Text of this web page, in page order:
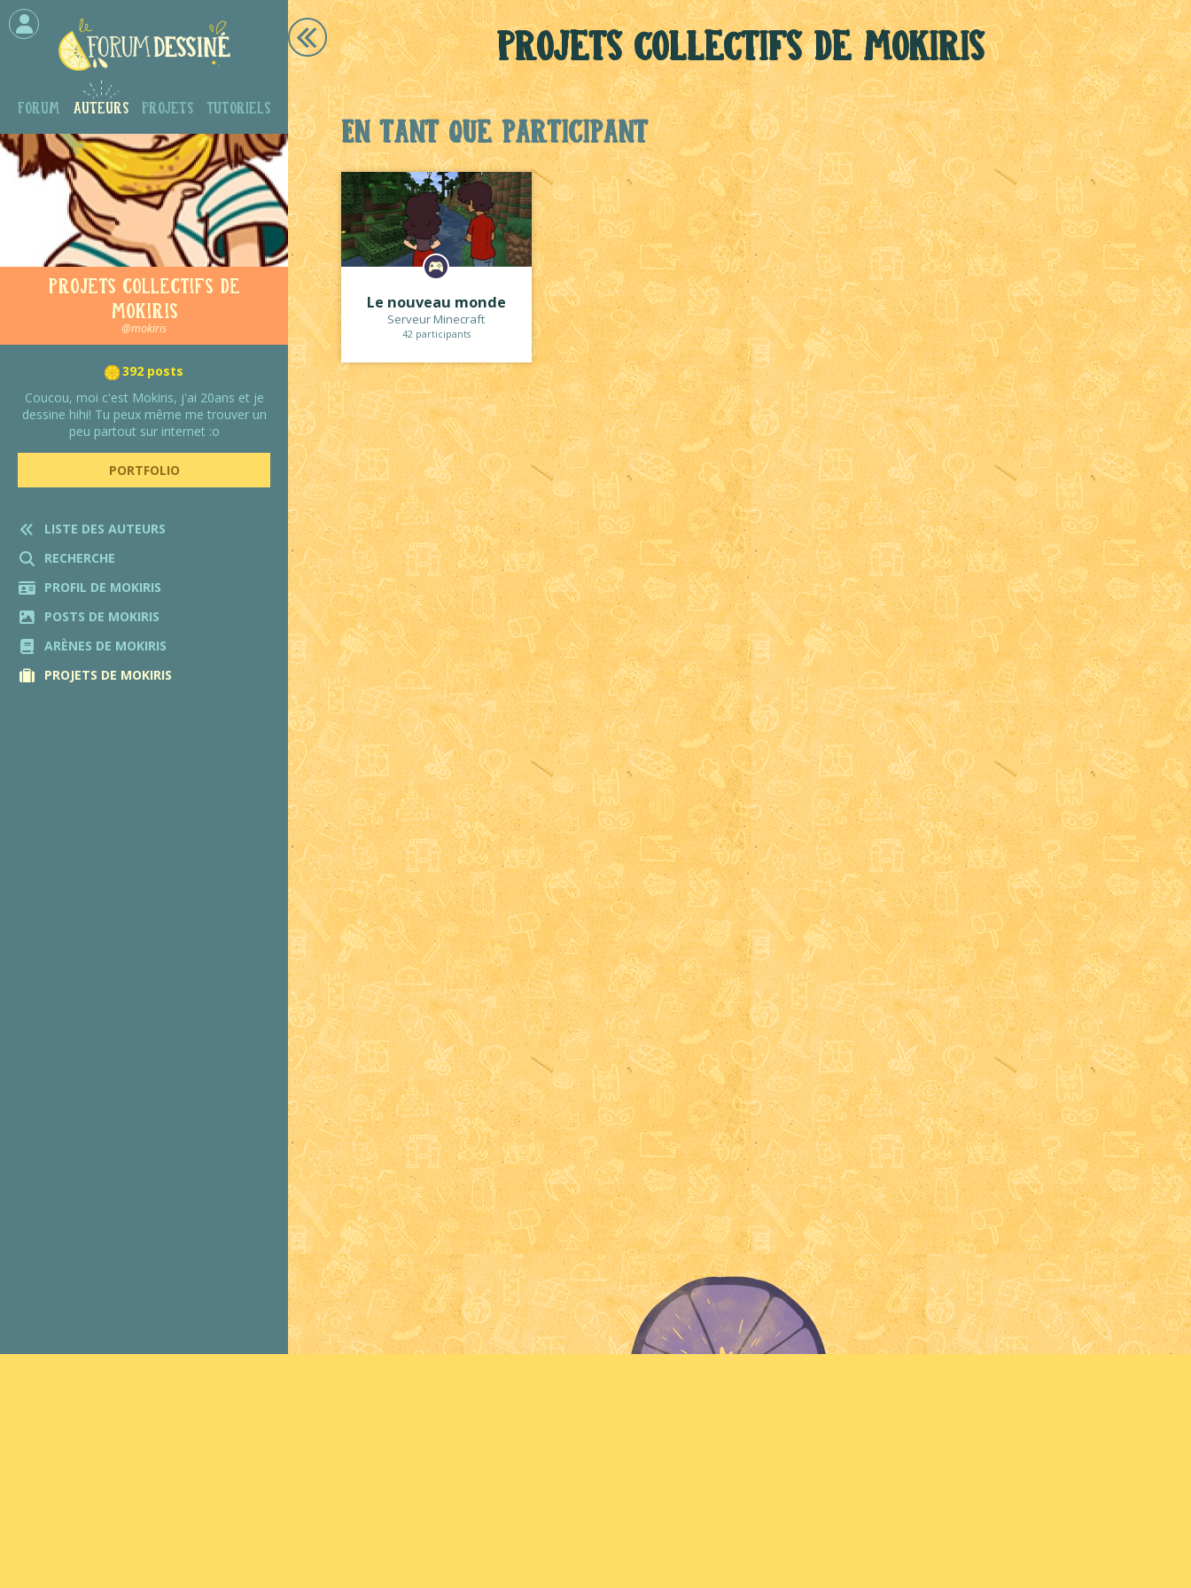
Forum Auteurs Projets Tutoriels
Projets collectifs de
Mokiris
@mokiris
392 posts
Coucou, moi c'est Mokiris, j'ai 20ans et je
dessine hihi! Tu peux même me trouver un
peu partout sur internet :o
PORTFOLIO
LISTE DES AUTEURS
RECHERCHE
PROFIL DE MOKIRIS
POSTS DE MOKIRIS
ARÈNES DE MOKIRIS
PROJETS DE MOKIRIS
Projets collectifs de Mokiris
En tant que participant
Le nouveau monde
Serveur Minecraft
42 participants